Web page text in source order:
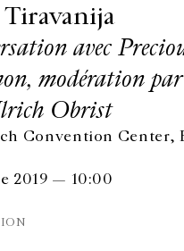
avec
modération par
Obrist
Convention Center,
2019 — 10:00